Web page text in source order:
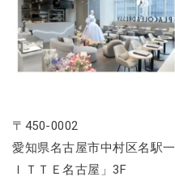
〒450-0002
愛知県名古屋市中村区名駅
ＩＴＴＥ名古屋」3F